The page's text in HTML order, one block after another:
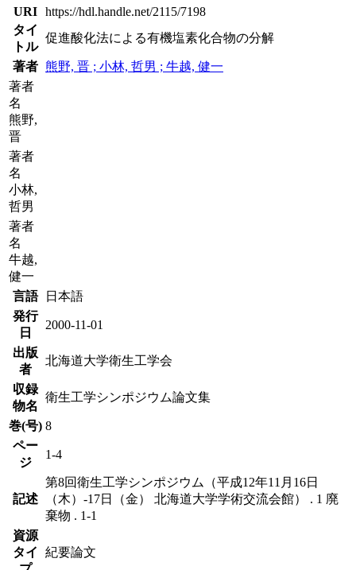
URI https://hdl.handle.net/2115/7198
タイ
トル
促進酸化法による有機塩素化合物の分解
著者 熊野, 晋 ; 小林, 哲男 ; 牛越, 健一
著者
名
熊野,
晋
著者
名
小林,
哲男
著者
名
牛越,
健一
言語
日本語
発行
日
2000-11-01
出版
者
北海道大学衛生工学会
収録
物名
衛生工学シンポジウム論文集
巻(号) 8
ペー
ジ
1-4
記述
第8回衛生工学シンポジウム（平成12年11月16日
（木）-17日（金） 北海道大学学術交流会館） . 1 廃
棄物 . 1-1
資源
タイ
紀要論文